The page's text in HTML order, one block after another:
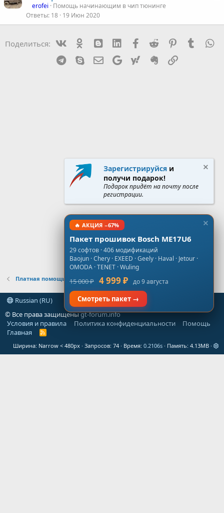
р
erofei
Помощь начинающим в чип тюнинге
Ответы 18 19 Июн 2020
Поделиться: Ok mes_blogger
Linked InFacebook
Reddit PinterestTumblr
Telegram
Skype Эл. почта
Google Yahoo Evernote
Платная помощь по Одометрам
Russian (RU)
© Все права защищеныgt-forum.info
Условия и правила
Политика конфиденциальности
Помощь
Главная
R
S
Ширина Запросов 74 Время 0.2106s Память 4.13MB
Зарегистрируйся и
получи подарок!
Подарок придёт на почту после
регистрации.
🔥 АКЦИЯ −67%
Пакет прошивок Bosch ME17U6
29 софтов · 406 модификаций
Baojun · Chery · EXEED · Geely · Haval · Jetour ·
OMODA · TENET · Wuling
15 000 ₽ 4 999 ₽ до 9 августа
Смотреть пакет →